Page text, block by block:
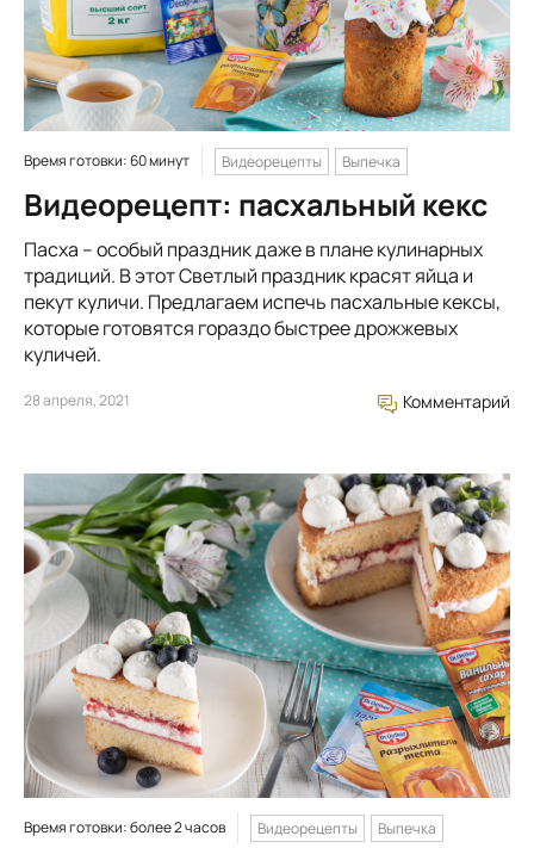
Время готовки: 60 минут Видеорецепты Выпечка
Видеорецепт: пасхальный кекс
Пасха – особый праздник даже в плане кулинарных
традиций. В этот Светлый праздник красят яйца и
пекут куличи. Предлагаем испечь пасхальные кексы,
которые готовятся гораздо быстрее дрожжевых
куличей.
28 апреля, 2021 Комментарий
Время готовки: более 2 часов Видеорецепты Выпечка